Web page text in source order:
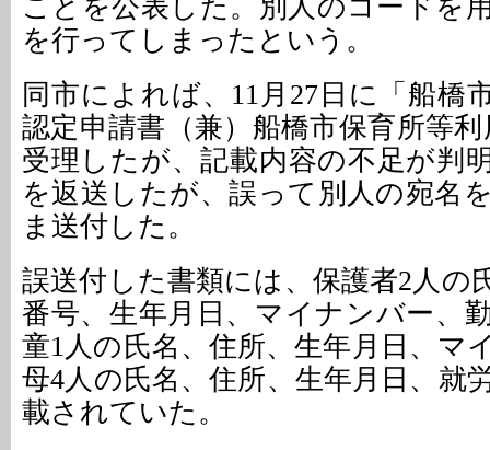
ことを公表した。別人のコードを
を行ってしまったという。
同市によれば、11月27日に「船橋
認定申請書（兼）船橋市保育所等
受理したが、記載内容の不足が判
を返送したが、誤って別人の宛名
ま送付した。
誤送付した書類には、保護者2人の
番号、生年月日、マイナンバー、
童1人の氏名、住所、生年月日、マ
母4人の氏名、住所、生年月日、就
載されていた。